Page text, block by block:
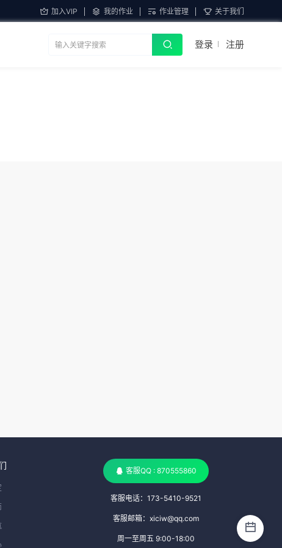
加入VIP 我的作业 作业管理 关于我们
登录 注册
客服QQ : 870555860
客服电话：173-5410-9521
客服邮箱：xiciw@qq.com
周一至周五 9:00-18:00